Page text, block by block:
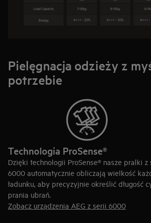
Pielęgnacja odzieży z
potrzebie
Technologia ProSense®
Dzięki technologii ProSense® nasze pralki z
6000 automatycznie obliczają wielkość
ładunku, aby precyzyjnie określić długość
prania ubrań.
Zobacz urządzenia AEG z serii 6000